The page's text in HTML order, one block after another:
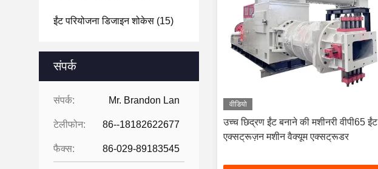
ईंट परियोजना डिजाइन शोकेस (15)
संपर्क
संपर्क: Mr. Brandon Lan
टेलीफोन: 86--18182622677
फैक्स: 86-029-89183545
वीडियो
उच्च छिद्रण ईंट बनाने की मशीनरी वीपी65 ईंट
एक्सट्रूज़न मशीन वैक्यूम एक्सट्रूडर